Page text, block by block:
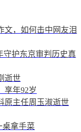
文，如何击中网友泪
守护东京审判历史真
逝世
享年92岁
原主任周玉淑逝世
桌拿手菜